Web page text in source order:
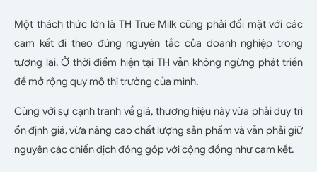
Một thách thức lớn là TH True Milk cũng phải đối mặt với các
cam kết đi theo đúng nguyên tắc của doanh nghiệp trong
tương lai. Ở thời điểm hiện tại TH vẫn không ngừng phát triển
để mở rộng quy mô thị trường của mình.
Cùng với sự cạnh tranh về giá, thương hiệu này vừa phải duy trì
ổn định giá, vừa nâng cao chất lượng sản phẩm và vẫn phải giữ
nguyên các chiến dịch đóng góp với cộng đồng như cam kết.